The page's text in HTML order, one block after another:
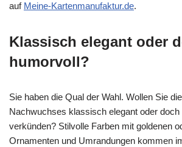
auf Meine-Kartenmanufaktur.de.
Klassisch elegant oder
humorvoll?
Sie haben die Qual der Wahl. Wollen Sie
Nachwuchses klassisch elegant oder
verkünden? Stilvolle Farben mit goldenen
Ornamenten und Umrandungen kommen